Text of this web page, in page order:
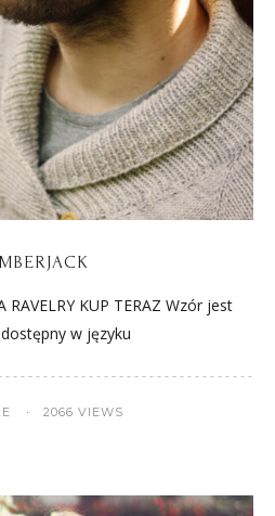
RAVELRY KUP TERAZ Wzór jest
w języku
2066 VIEWS